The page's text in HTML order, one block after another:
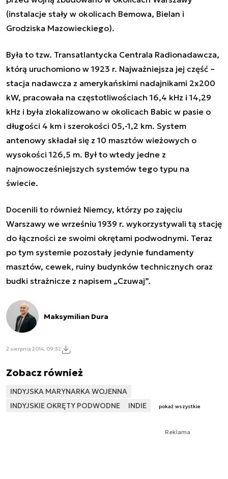
(instalacje stały w okolicach Bemowa, Bielan i
Grodziska Mazowieckiego).
Była to tzw. Transatlantycka Centrala Radionadawcza,
którą uruchomiono w 1923 r. Najważniejsza jej część –
stacja nadawcza z amerykańskimi nadajnikami 2x200
kW, pracowała na częstotliwościach 16,4 kHz i 14,29
kHz i była zlokalizowano w okolicach Babic w pasie o
długości 4 km i szerokości 05,-1,2 km. System
antenowy składał się z 10 masztów wieżowych o
wysokości 126,5 m. Był to wtedy jedne z
najnowocześniejszych systemów tego typu na
świecie.
Docenili to również Niemcy, którzy po zajęciu
Warszawy we wrześniu 1939 r. wykorzystywali tą stację
do łączności ze swoimi okrętami podwodnymi. Teraz
po tym systemie pozostały jedynie fundamenty
masztów, cewek, ruiny budynków technicznych oraz
budki strażnicze z napisem „Czuwaj”.
Maksymilian Dura
2 sierpnia 2014, 09:32
Zobacz również
INDYJSKA MARYNARKA WOJENNA
INDYJSKIE OKRĘTY PODWODNE
INDIE pokaż wszystkie
Reklama